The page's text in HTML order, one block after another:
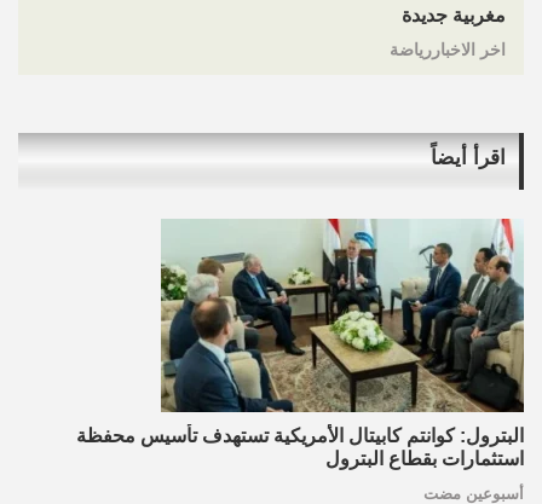
مغربية جديدة
اخر الاخباررياضة
اقرأ أيضاً
البترول: كوانتم كابيتال الأمريكية تستهدف تأسيس محفظة
استثمارات بقطاع البترول
أسبوعين مضت